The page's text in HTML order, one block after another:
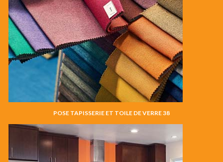
POSE TAPISSERIE ET TOILE DE VERRE 38